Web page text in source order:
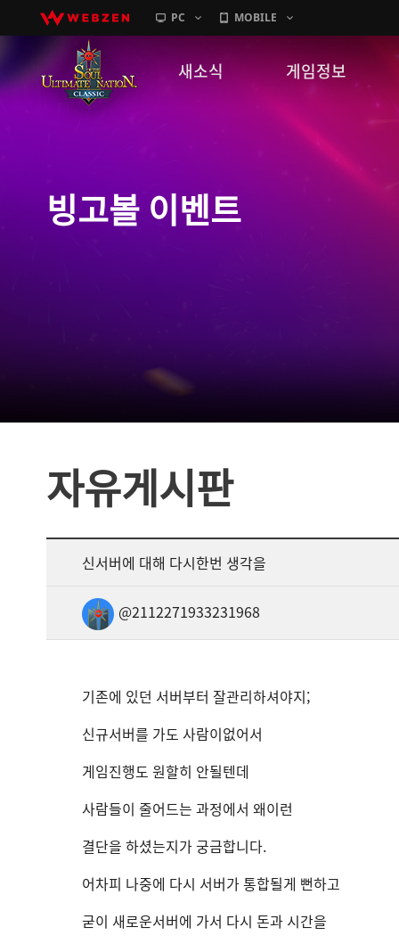
PC MOBILE
새소식
GM노트
이벤트
게임정보
세계관
캐릭터소개
빙고볼 이벤트
자유게시판
신서버에 대해 다시한번 생각을
@2112271933231968
기존에 있던 서버부터 잘관리하셔야지;
신규서버를 가도 사람이없어서
게임진행도 원할히 안될텐데
사람들이 줄어드는 과정에서 왜이런
결단을 하셨는지가 궁금합니다.
어차피 나중에 다시 서버가 통합될게 뻔하고
굳이 새로운서버에 가서 다시 돈과 시간을